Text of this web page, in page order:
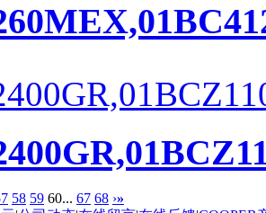
58 59 60... 67 68 ›»